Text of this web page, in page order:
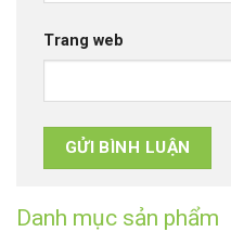
Danh mục sản phẩm
Trang web